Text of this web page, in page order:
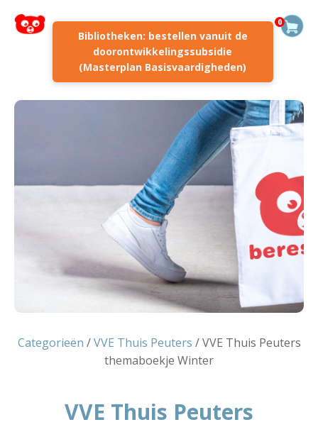
Bibliotheken: bestellen vanuit de
doorontwikkelingssubsidie
(Masterplan Basisvaardigheden)
0
Categorieën /VVE Thuis Peuters / VVE Thuis Peuters
themaboekje Winter
VVE Thuis Peuters